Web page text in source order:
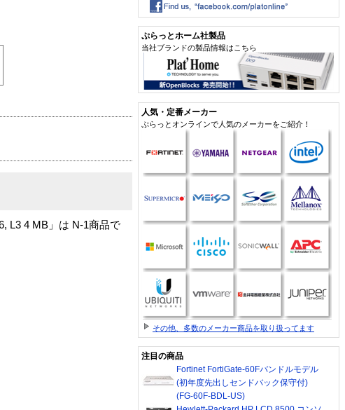
L3 4 MB」は N-1商品で
ぷらっとホーム社製品
当社ブランドの製品情報はこちら
人気・定番メーカー
ぷらっとオンラインで人気のメーカーをご紹介！
その他、多数のメーカー商品を取り扱ってます
注目の商品
Fortinet FortiGate-60Fバンドルモデル
(初年度先出しセンドバック保守付)
(FG-60F-BDL-US)